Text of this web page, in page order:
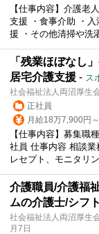
【仕事内容】介護老
支援 ・食事介助 ・
援 ・その他清掃や洗
「残業ほぼなし
居宅介護支援 - ス
社会福祉法人両沼厚生
正社員
月給18万7,900円
【仕事内容】募集職
社員 仕事内容 相談業
レセプト、モニタリ
介護職員/介護福
ムの介護士/シフ
社会福祉法人両沼厚生
月7日